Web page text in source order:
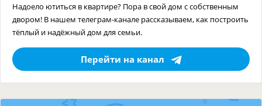
Надоело ютиться в квартире? Пора в свой дом с собственным
двором! В нашем телеграм-канале рассказываем, как построить
тёплый и надёжный дом для семьи.
Перейти на канал